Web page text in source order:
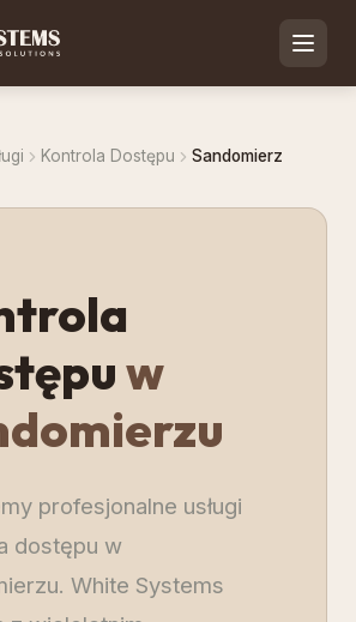
Kontrola Dostępu Sandomierz
w
profesjonalne usługi
dostępu w
White Systems